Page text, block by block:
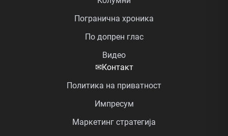
Погранична хроника
По допрен глас
Видео
✉Контакт
Политика на приватност
Импресум
Маркетинг стратегија